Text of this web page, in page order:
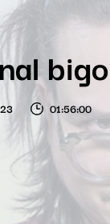
01:56:00